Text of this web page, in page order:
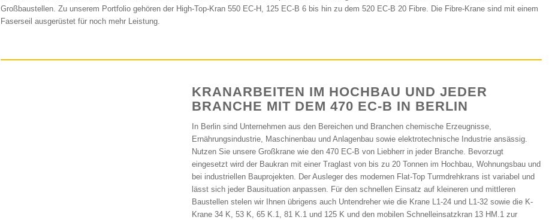
Großbaustellen. Zu unserem Portfolio gehören der High-Top-Kran 550 EC-H, 125 EC-B 6 bis hin zu dem 520 EC-B 20 Fibre. Die Fibre-Krane sind mit einem
Faserseil ausgerüstet für noch mehr Leistung.
KRANARBEITEN IM HOCHBAU UND JEDER
BRANCHE MIT DEM 470 EC-B IN BERLIN
In Berlin sind Unternehmen aus den Bereichen und Branchen chemische Erzeugnisse,
Ernährungsindustrie, Maschinenbau und Anlagenbau sowie elektrotechnische Industrie ansässig.
Nutzen Sie unsere Großkrane wie den 470 EC-B von Liebherr in jeder Branche. Bevorzugt
eingesetzt wird der Baukran mit einer Traglast von bis zu 20 Tonnen im Hochbau, Wohnungsbau und
bei industriellen Bauprojekten. Der Ausleger des modernen Flat-Top Turmdrehkrans ist variabel und
lässt sich jeder Bausituation anpassen. Für den schnellen Einsatz auf kleineren und mittleren
Baustellen stelen wir Ihnen übrigens auch Untendreher wie die Krane L1-24 und L1-32 sowie die K-
Krane 34 K, 53 K, 65 K.1, 81 K.1 und 125 K und den mobilen Schnelleinsatzkran 13 HM.1 zur